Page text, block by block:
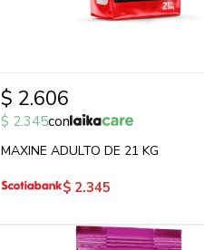
$ 2.606
$ 2.345con
MAXINE ADULTO DE 21 KG
$ 2.345